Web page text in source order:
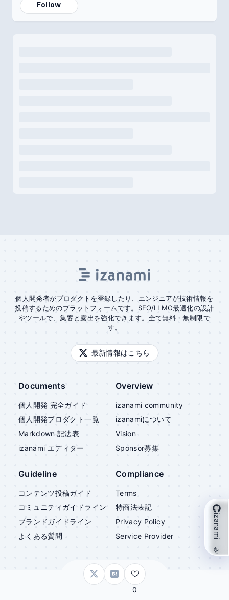
0
Follow
個人開発者がプロダクトを登録したり、エンジニアが技術情報を
投稿するためのプラットフォームです。SEO/LLMO最適化の設計
やツールで、集客と露出を強化できます。全て無料・無制限で
す。
最新情報はこちら
Documents
個人開発 完全ガイド
個人開発プロダクト一覧
Markdown 記法表
izanami エディター
Overview
izanami community
izanamiについて
Vision
Sponsor募集
Guideline
コンテンツ投稿ガイド
コミュニティガイドライン
ブランドガイドライン
よくある質問
Compliance
Terms
特商法表記
Privacy Policy
Service Provider
izanami
izanami を支援